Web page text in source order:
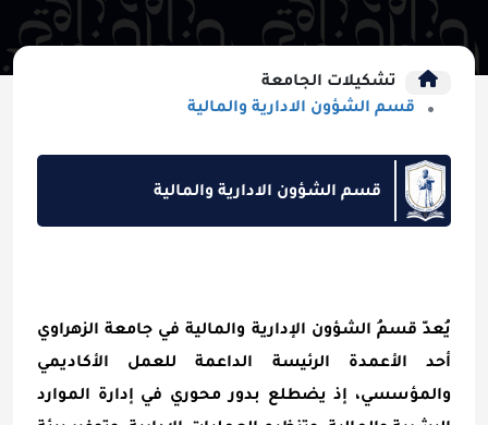
تشكيلات الجامعة
قسم الشؤون الادارية والمالية
قسم الشؤون الادارية والمالية
يُعدّ قسمُ الشؤون الإدارية والمالية في جامعة الزهراوي
أحد الأعمدة الرئيسة الداعمة للعمل الأكاديمي
والمؤسسي، إذ يضطلع بدور محوري في إدارة الموارد